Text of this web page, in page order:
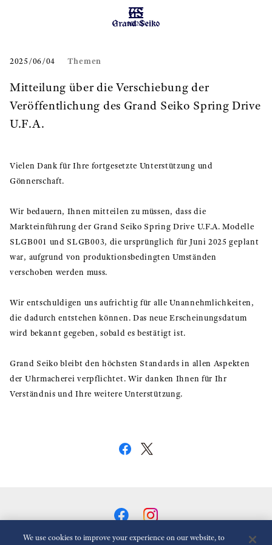
MENÜ
2025/06/04 Themen
Mitteilung über die Verschiebung der
Veröffentlichung des Grand Seiko Spring Drive
U.F.A.
Vielen Dank für Ihre fortgesetzte Unterstützung und
Gönnerschaft.
Wir bedauern, Ihnen mitteilen zu müssen, dass die
Markteinführung der Grand Seiko Spring Drive U.F.A. Modelle
SLGB001 und SLGB003, die ursprünglich für Juni 2025 geplant
war, aufgrund von produktionsbedingten Umständen
verschoben werden muss.
Wir entschuldigen uns aufrichtig für alle Unannehmlichkeiten,
die dadurch entstehen können. Das neue Erscheinungsdatum
wird bekannt gegeben, sobald es bestätigt ist.
Grand Seiko bleibt den höchsten Standards in allen Aspekten
der Uhrmacherei verpflichtet. Wir danken Ihnen für Ihr
Verständnis und Ihre weitere Unterstützung.
We use cookies to improve your experience on our website, to